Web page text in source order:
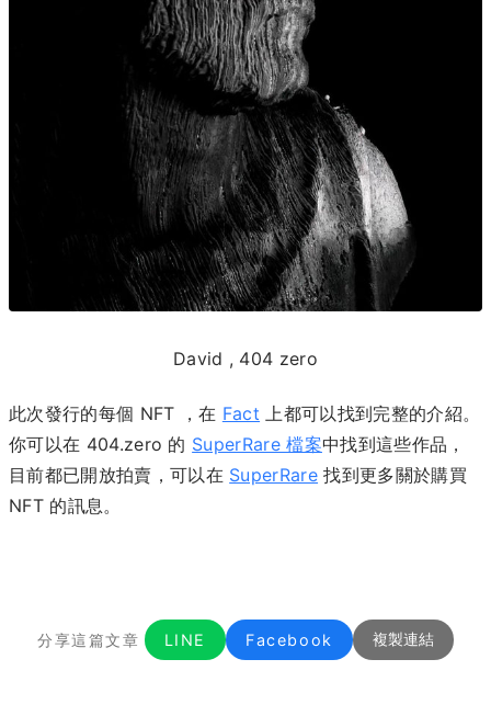
David , 404 zero
此次發行的每個 NFT ，在 Fact 上都可以找到完整的介紹。
你可以在 404.zero 的 SuperRare 檔案中找到這些作品，
目前都已開放拍賣，可以在 SuperRare 找到更多關於購買
NFT 的訊息。
分享這篇文章 LINE Facebook 複製連結